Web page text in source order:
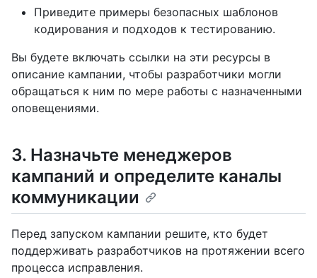
Приведите примеры безопасных шаблонов
кодирования и подходов к тестированию.
Вы будете включать ссылки на эти ресурсы в
описание кампании, чтобы разработчики могли
обращаться к ним по мере работы с назначенными
оповещениями.
3. Назначьте менеджеров
кампаний и определите каналы
коммуникации
Перед запуском кампании решите, кто будет
поддерживать разработчиков на протяжении всего
процесса исправления.